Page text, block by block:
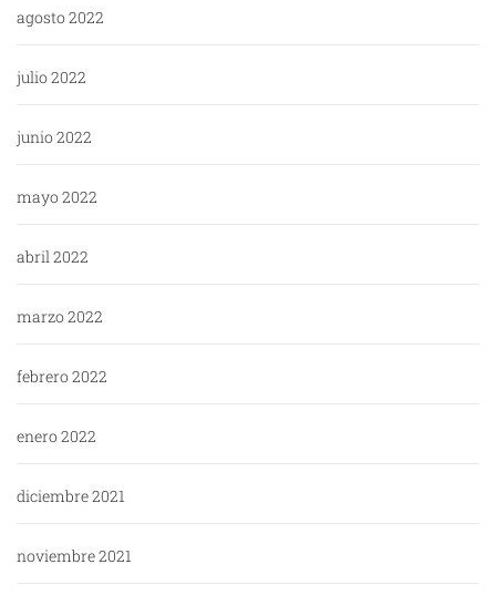
agosto 2022
julio 2022
junio 2022
mayo 2022
abril 2022
marzo 2022
febrero 2022
enero 2022
diciembre 2021
noviembre 2021